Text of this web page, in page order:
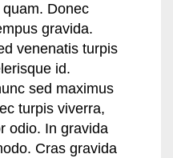
Donec
gravida.
venenatis turpis
id.
sed maximus
turpis viverra,
odio. In gravida
Cras gravida